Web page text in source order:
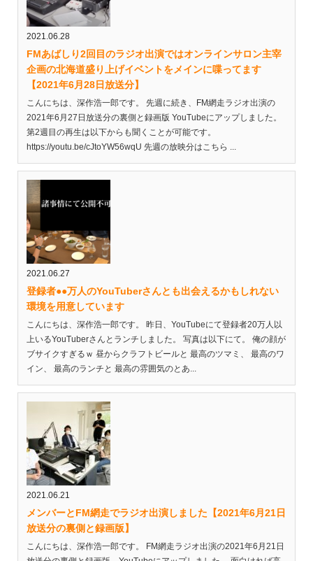
2021.06.28
FMあばしり2回目のラジオ出演ではオンラインサロン主宰
企画の北海道盛り上げイベントをメインに喋ってます
【2021年6月28日放送分】
こんにちは、深作浩一郎です。 先週に続き、FM網走ラジオ出演の
2021年6月27日放送分の裏側と録画版 YouTubeにアップしました。
第2週目の再生は以下からも聞くことが可能です。
https://youtu.be/cJtoYW56wqU 先週の放映分はこちら ...
2021.06.27
登録者●●万人のYouTuberさんとも出会えるかもしれない
環境を用意しています
こんにちは、深作浩一郎です。 昨日、YouTubeにて登録者20万人以
上いるYouTuberさんとランチしました。 写真は以下にて。 俺の顔が
ブサイクすぎるｗ 昼からクラフトビールと 最高のツマミ、 最高のワ
イン、 最高のランチと 最高の雰囲気のとあ...
2021.06.21
メンバーとFM網走でラジオ出演しました【2021年6月21日
放送分の裏側と録画版】
こんにちは、深作浩一郎です。 FM網走ラジオ出演の2021年6月21日